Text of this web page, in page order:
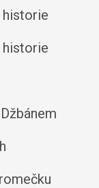
historie
historie